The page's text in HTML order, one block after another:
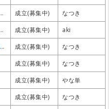
アイナ・ジ・エンド 成立(募集中)
なつき
ゴールデンボンバー 成立(募集中)
aki
水樹奈々×T.M.Revolution 成立(募集中)
なつき
成立(募集中)
なつき
成立(募集中)
やな単
成立(募集中)
なつき
アイナ・ジ・エンド 成立(募集中)
なつき
ゴールデンボンバー 成立(募集中)
aki
水樹奈々×T.M.Revolution 成立(募集中)
なつき
成立(募集中)
なつき
成立(募集中)
やな単
成立(募集中)
なつき
アイナ・ジ・エンド 成立(募集中)
なつき
ゴールデンボンバー 成立(募集中)
aki
水樹奈々×T.M.Revolution 成立(募集中)
なつき
成立(募集中)
なつき
成立(募集中)
やな単
成立(募集中)
なつき
アイナ・ジ・エンド 成立(募集中)
なつき
ゴールデンボンバー 成立(募集中)
aki
水樹奈々×T.M.Revolution 成立(募集中)
なつき
成立(募集中)
なつき
成立(募集中)
やな単
成立(募集中)
なつき